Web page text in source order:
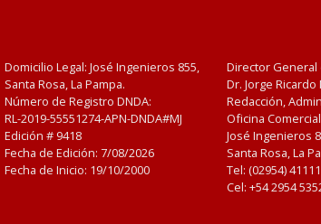
Domicilio Legal: José Ingenieros 855,
Santa Rosa, La Pampa.
Número de Registro DNDA:
RL-2019-55551274-APN-DNDA#MJ
Edición # 9418
Fecha de Edición: 7/08/2026
Fecha de Inicio: 19/10/2000
Director
Dr. Jorge
Redacción,
Oficina
José Ingenieros
Santa Rosa, La
Tel: (02954)
Cel: +54 2954